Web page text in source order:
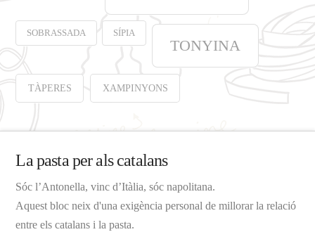
SOBRASSADA SÍPIA
TONYINA
TÀPERES XAMPINYONS
La pasta per als catalans
Sóc l’Antonella, vinc d’Itàlia, sóc napolitana.
Aquest bloc neix d'una exigència personal de millorar la relació
entre els catalans i la pasta.